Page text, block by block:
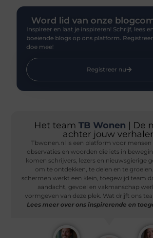
Word lid van onze
Inspireer en laat je inspireren! Schrijf, lees
boeiende blogs op ons platform.
doe mee!
Registreer nu
Het team TB Wonen | De
achter jouw
Tbwonen.nl is een platform voor mensen
observaties en woorden die iets in
komen schrijvers, lezers en nieuwsgierige
om te ontdekken, te delen en te
schermen werkt een klein, toegewijd team
aandacht, gevoel en vakmanschap
vormgeven van deze plek. Wat drijft ons
Lees meer over ons inspirerende en